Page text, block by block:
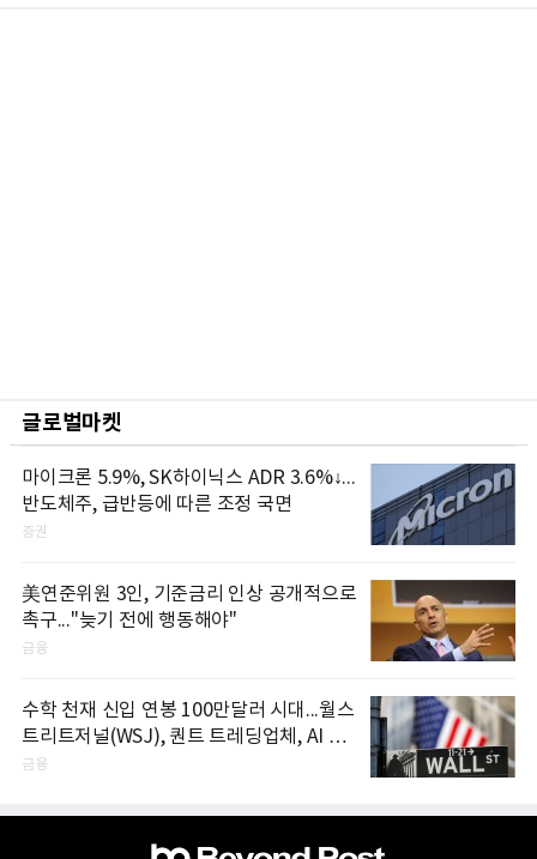
글로벌마켓
마이크론 5.9%, SK하이닉스 ADR 3.6%↓...
반도체주, 급반등에 따른 조정 국면
증권
美연준위원 3인, 기준금리 인상 공개적으로
촉구..."늦기 전에 행동해야"
금융
수학 천재 신입 연봉 100만달러 시대...월스
트리트저널(WSJ), 퀀트 트레딩업체, AI 기
업들 인재 확보 경쟁
금융